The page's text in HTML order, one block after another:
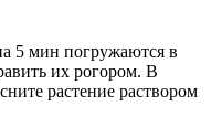
5 мин погружаются в
их рогором. В
растение раствором